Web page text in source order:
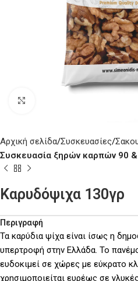
Αρχική σελίδα Συσκευασίες
Συσκευασία ξηρών καρπών 90
Καρυδόψιχα 130γρ
Περιγραφή
Τα καρύδια ψίχα είναι ίσως η
υπερτροφή στην Ελλάδα. Το
ευδοκιμεί σε χώρες με εύκρατο
χρησιμοποιείται ευρέως σε